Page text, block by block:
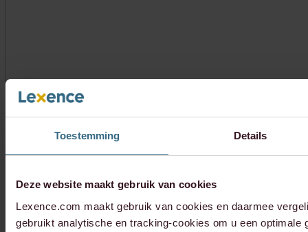
Toestemming Details
Deze website maakt gebruik van cookies
Lexence.com maakt gebruik van cookies en daarmee
gebruikt analytische en tracking-cookies om u een optimale